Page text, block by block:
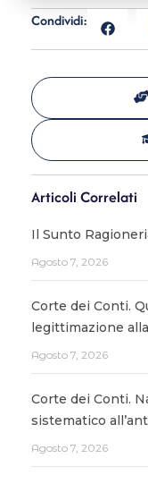
Condividi:
Articoli Correlati
Il Sunto
Agosto 7, 2026
Corte dei Conti.
legittimazione
Agosto 7, 2026
Corte dei Conti.
sistematico
Agosto 7, 2026